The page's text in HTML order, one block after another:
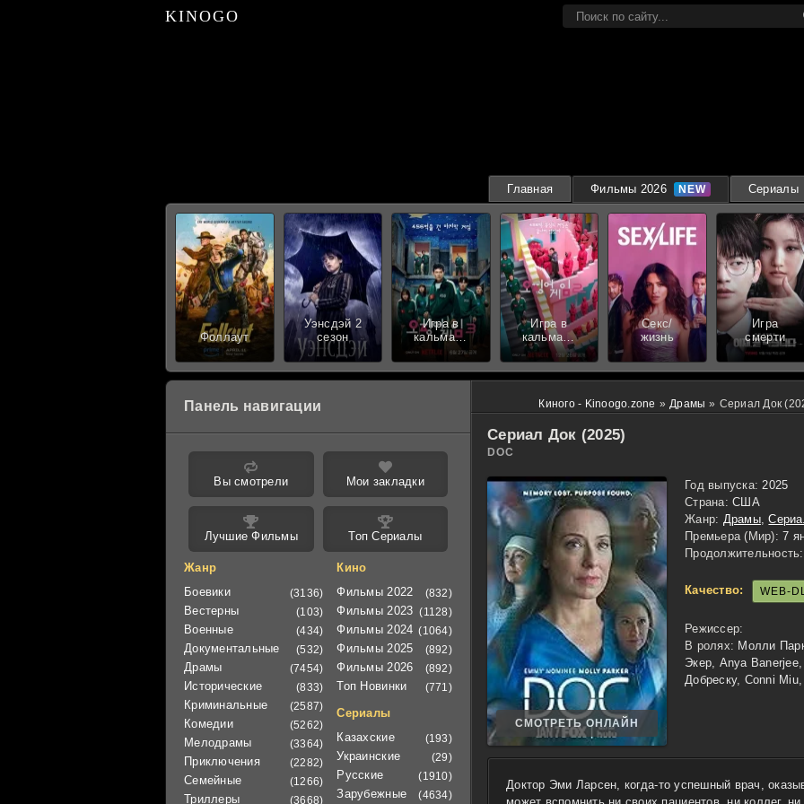
KINOGO
Главная Фильмы 2026 Сериалы
Фоллаут
Уэнсдэй 2
сезон
Игра в
кальмара
3 сезон
Игра в
кальмара
2 сезон
Секс/
жизнь
Игра
смерти
Киного - Kinoogo.zone » Драмы » Сериал Док
Сериал Док (2025)
DOC
СМОТРЕТЬ ОНЛАЙН
Год выпуска: 2025
Страна: США
Жанр: Драмы,
Премьера (Мир): 7
Продолжительность:
Качество: WEB-
Режиссер:
В ролях: Молли
Экер, Anya
Добреску, Conni
Доктор Эми Ларсен, когда-то успешный врач,
Панель навигации
Вы смотрели Мои закладки
Лучшие Фильмы Топ Сериалы
Жанр
Боевики
(3136)
Вестерны (103)
Военные (434)
Документальные (532)
Драмы (7454)
Исторические (833)
Криминальные (2587)
Комедии (5262)
Мелодрамы (3364)
Приключения (2282)
Семейные (1266)
Триллеры (3668)
Кино
Фильмы 2022
(832)
Фильмы 2023 (1128)
Фильмы 2024 (1064)
Фильмы 2025 (892)
Фильмы 2026 (892)
Топ Новинки (771)
Сериалы
Казахские
(193)
Украинские (29)
Русские (1910)
Зарубежные (4634)